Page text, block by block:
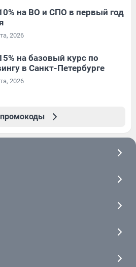
на ВО и СПО в первый год
2026
на базовый курс по
в Санкт-Петербурге
2026